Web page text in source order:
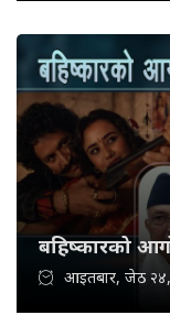
बहिष्कारको
आइतबार, जेठ